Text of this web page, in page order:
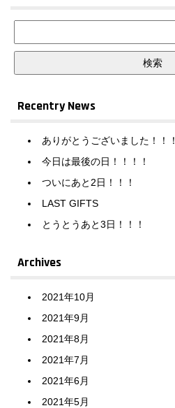
Recentry News
ありがとうございました！！！
今日は最後の日！！！！
ついにあと2日！！！
LAST GIFTS
とうとうあと3日！！！
Archives
2021年10月
2021年9月
2021年8月
2021年7月
2021年6月
2021年5月